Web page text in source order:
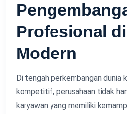
Profesional
Modern
Di tengah perkembangan dunia
kompetitif, perusahaan tidak
karyawan yang memiliki